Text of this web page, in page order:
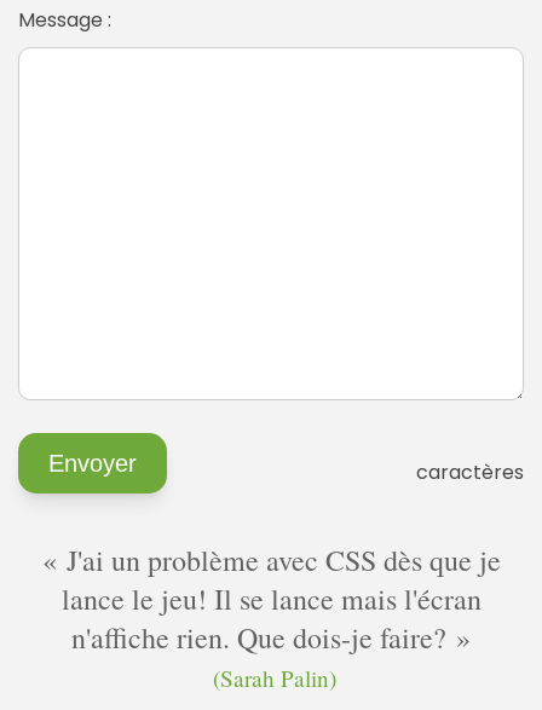
Message :
caractères
J'ai un problème avec CSS dès que je
lance le jeu! Il se lance mais l'écran
n'affiche rien. Que dois-je faire?
(Sarah Palin)